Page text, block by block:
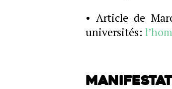
• Article de
universités: